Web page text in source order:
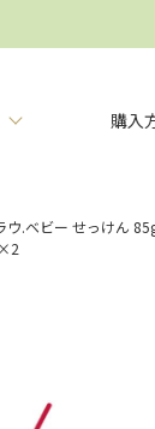
購入
ウ.ベビー せっけん